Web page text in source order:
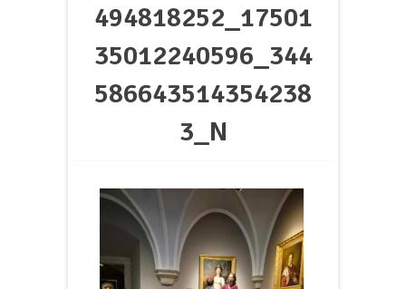
494818252_17501
35012240596_344
586643514354238
3_N